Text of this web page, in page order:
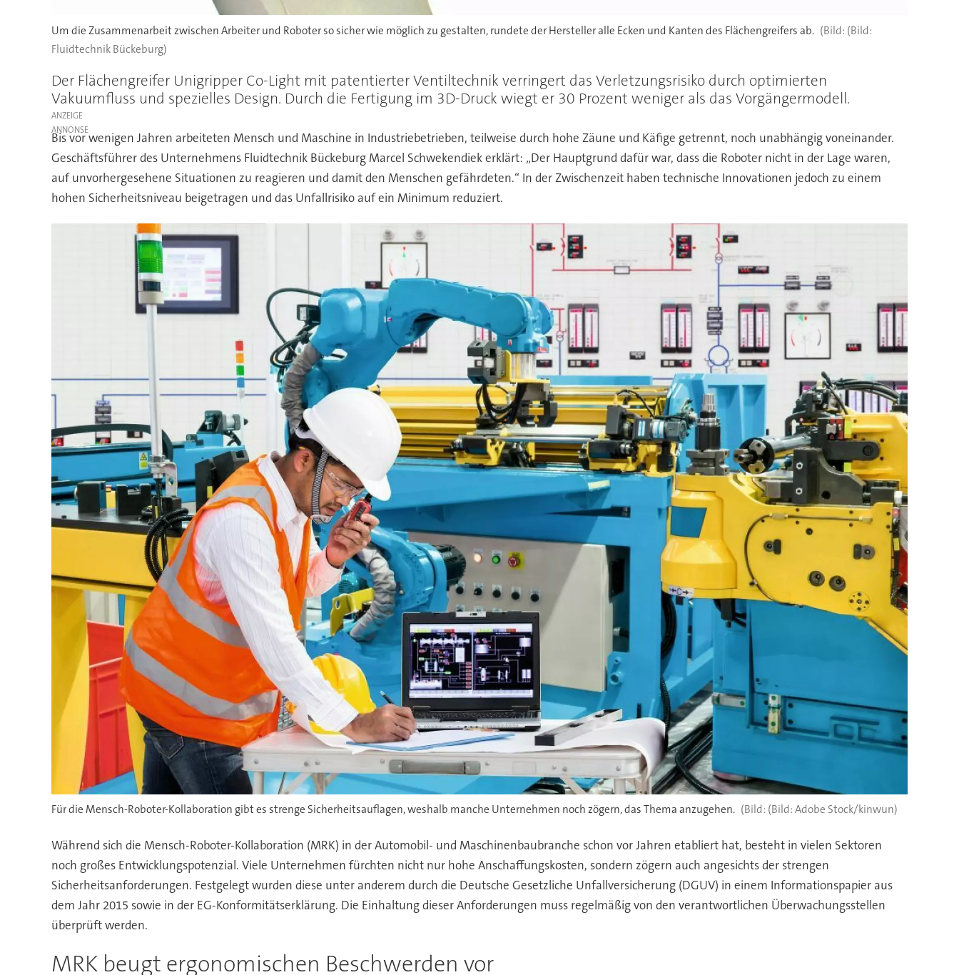
Um die Zusammenarbeit zwischen Arbeiter und Roboter so sicher wie möglich zu gestalten, rundete der Hersteller alle Ecken und Kanten des Flächengreifers ab.
(Bild:
Fluidtechnik Bückeburg)
Der Flächengreifer Unigripper Co-Light mit patentierter Ventiltechnik verringert das Verletzungsrisiko durch optimierten
Vakuumfluss und spezielles Design. Durch die Fertigung im 3D-Druck wiegt er 30 Prozent weniger als das Vorgängermodell.
ANZEIGE
Bis vor wenigen Jahren arbeiteten Mensch und Maschine in Industriebetrieben, teilweise durch hohe Zäune und Käfige getrennt, noch unabhängig voneinander.
Geschäftsführer des Unternehmens Fluidtechnik Bückeburg Marcel Schwekendiek erklärt: „Der Hauptgrund dafür war, dass die Roboter nicht in der Lage waren,
auf unvorhergesehene Situationen zu reagieren und damit den Menschen gefährdeten.“ In der Zwischenzeit haben technische Innovationen jedoch zu einem
hohen Sicherheitsniveau beigetragen und das Unfallrisiko auf ein Minimum reduziert.
Für die Mensch-Roboter-Kollaboration gibt es strenge Sicherheitsauflagen, weshalb manche Unternehmen noch zögern, das Thema anzugehen. (Bild: Adobe Stock/kinwun)
Während sich die Mensch-Roboter-Kollaboration (MRK) in der Automobil- und Maschinenbaubranche schon vor Jahren etabliert hat, besteht in vielen Sektoren
noch großes Entwicklungspotenzial. Viele Unternehmen fürchten nicht nur hohe Anschaffungskosten, sondern zögern auch angesichts der strengen
Sicherheitsanforderungen. Festgelegt wurden diese unter anderem durch die Deutsche Gesetzliche Unfallversicherung (DGUV) in einem Informationspapier aus
dem Jahr 2015 sowie in der EG-Konformitätserklärung. Die Einhaltung dieser Anforderungen muss regelmäßig von den verantwortlichen Überwachungsstellen
überprüft werden.
MRK beugt ergonomischen Beschwerden vor